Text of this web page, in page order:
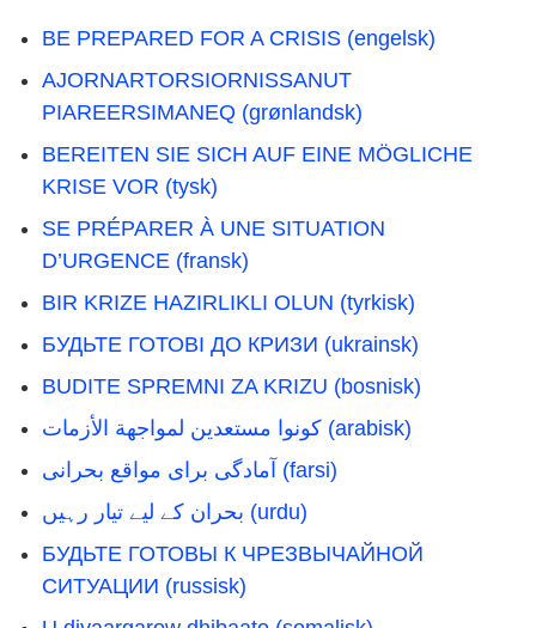
BE PREPARED FOR A CRISIS (engelsk)
AJORNARTORSIORNISSANUT
PIAREERSIMANEQ (grønlandsk)
BEREITEN SIE SICH AUF EINE MÖGLICHE
KRISE VOR (tysk)
SE PRÉPARER À UNE SITUATION
D’URGENCE (fransk)
BIR KRIZE HAZIRLIKLI OLUN (tyrkisk)
БУДЬТЕ ГОТОВІ ДО КРИЗИ (ukrainsk)
BUDITE SPREMNI ZA KRIZU (bosnisk)
كونوا مستعدین لمواجھة الأزمات (arabisk)
آمادگی برای مواقع بحرانی (farsi)
بحران کے لیے تیار رہیں (urdu)
БУДЬТЕ ГОТОВЫ К ЧРЕЗВЫЧАЙНОЙ
СИТУАЦИИ (russisk)